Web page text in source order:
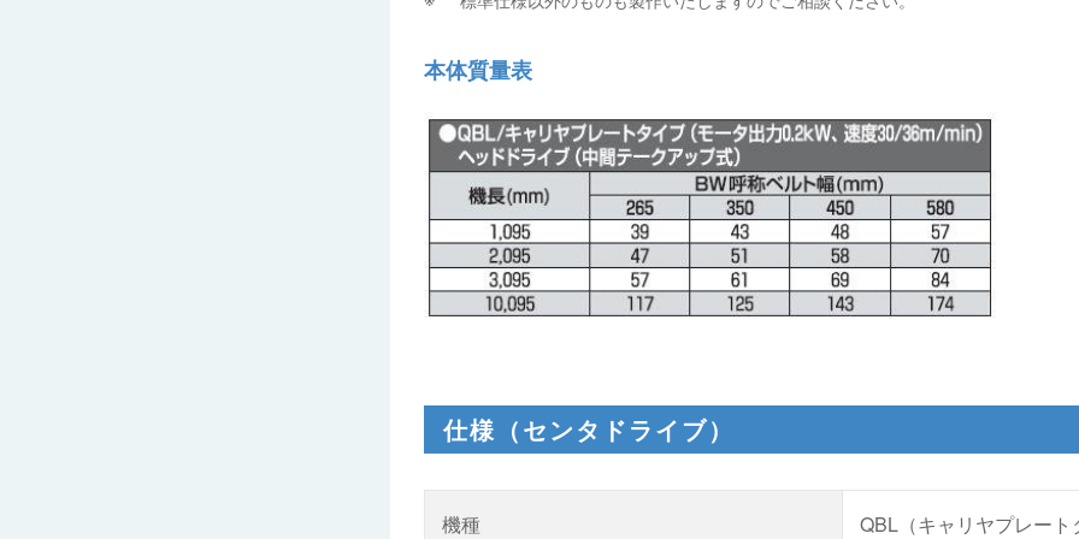
本体質量表
仕様（センタドライブ）
機種 QBL（キャリヤプレート